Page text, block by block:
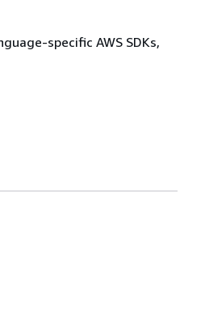
specific AWS SDKs,